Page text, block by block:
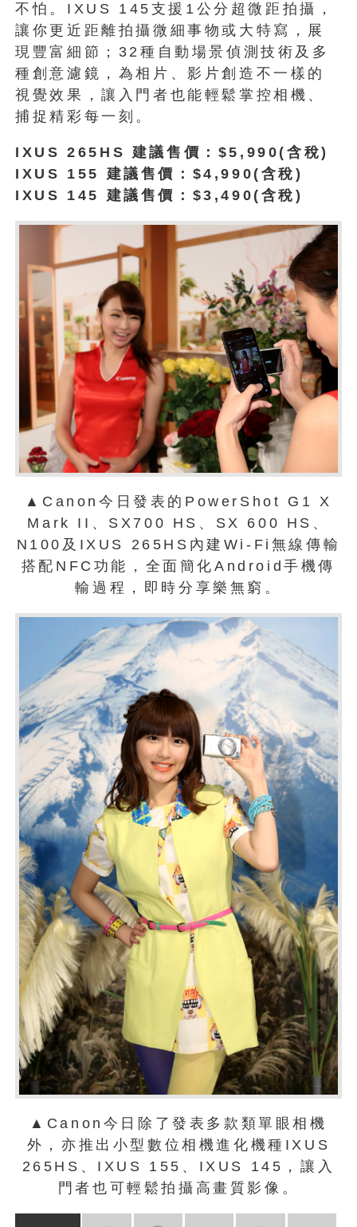
不怕。IXUS 145支援1公分超微距拍攝，
讓你更近距離拍攝微細事物或大特寫，展
現豐富細節；32種自動場景偵測技術及多
種創意濾鏡，為相片、影片創造不一樣的
視覺效果，讓入門者也能輕鬆掌控相機、
捕捉精彩每一刻。
IXUS 265HS 建議售價：$5,990(含稅)
IXUS 155 建議售價：$4,990(含稅)
IXUS 145 建議售價：$3,490(含稅)
▲Canon今日發表的PowerShot G1 X
Mark II、SX700 HS、SX 600 HS、
N100及IXUS 265HS內建Wi-Fi無線傳輸
搭配NFC功能，全面簡化Android手機傳
輸過程，即時分享樂無窮。
▲Canon今日除了發表多款類單眼相機
外，亦推出小型數位相機進化機種IXUS
265HS、IXUS 155、IXUS 145，讓入
門者也可輕鬆拍攝高畫質影像。